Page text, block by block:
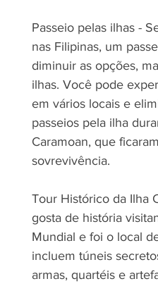
Passeio pelas ilhas -
nas Filipinas, um
diminuir as opções,
ilhas. Você pode
em vários locais e
passeios pela ilha
Caramoan, que
sovrevivência.
Tour Histórico da Ilha
gosta de história
Mundial e foi o local
incluem túneis
armas, quartéis e